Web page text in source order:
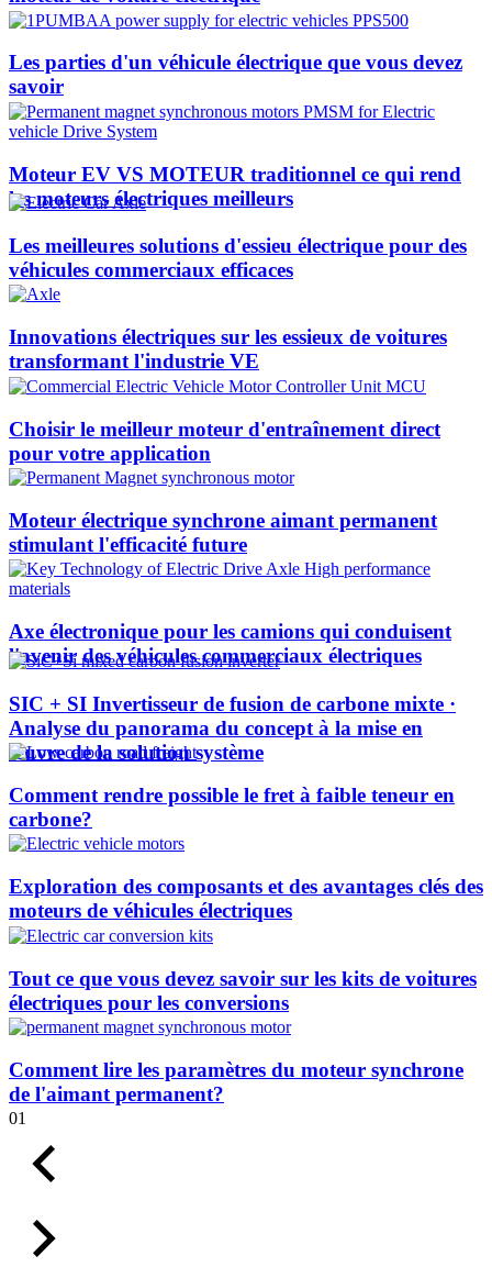
Les parties d'un véhicule électrique que vous devez
savoir
Moteur EV VS MOTEUR traditionnel ce qui rend
les moteurs électriques meilleurs
Les meilleures solutions d'essieu électrique pour des
véhicules commerciaux efficaces
Innovations électriques sur les essieux de voitures
transformant l'industrie VE
Choisir le meilleur moteur d'entraînement direct
pour votre application
Moteur électrique synchrone aimant permanent
stimulant l'efficacité future
Axe électronique pour les camions qui conduisent
l'avenir des véhicules commerciaux électriques
SIC + SI Invertisseur de fusion de carbone mixte ·
Analyse du panorama du concept à la mise en
œuvre de la solution système
Comment rendre possible le fret à faible teneur en
carbone?
Exploration des composants et des avantages clés des
moteurs de véhicules électriques
Tout ce que vous devez savoir sur les kits de voitures
électriques pour les conversions
Comment lire les paramètres du moteur synchrone
de l'aimant permanent?
01